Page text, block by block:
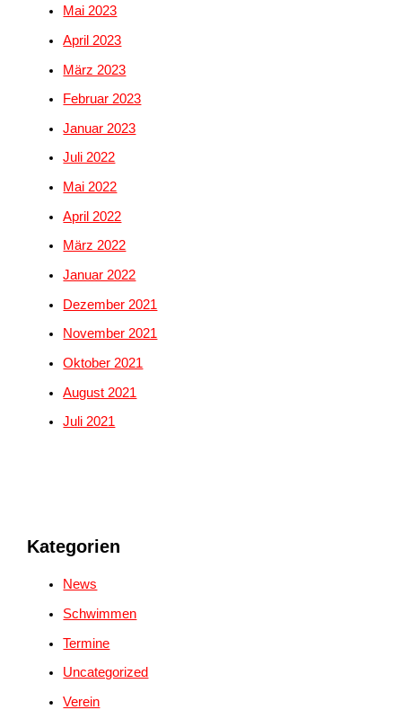
Mai 2023
April 2023
März 2023
Februar 2023
Januar 2023
Juli 2022
Mai 2022
April 2022
März 2022
Januar 2022
Dezember 2021
November 2021
Oktober 2021
August 2021
Juli 2021
Kategorien
News
Schwimmen
Termine
Uncategorized
Verein